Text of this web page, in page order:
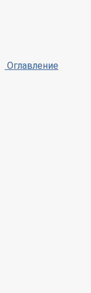
Оглавление